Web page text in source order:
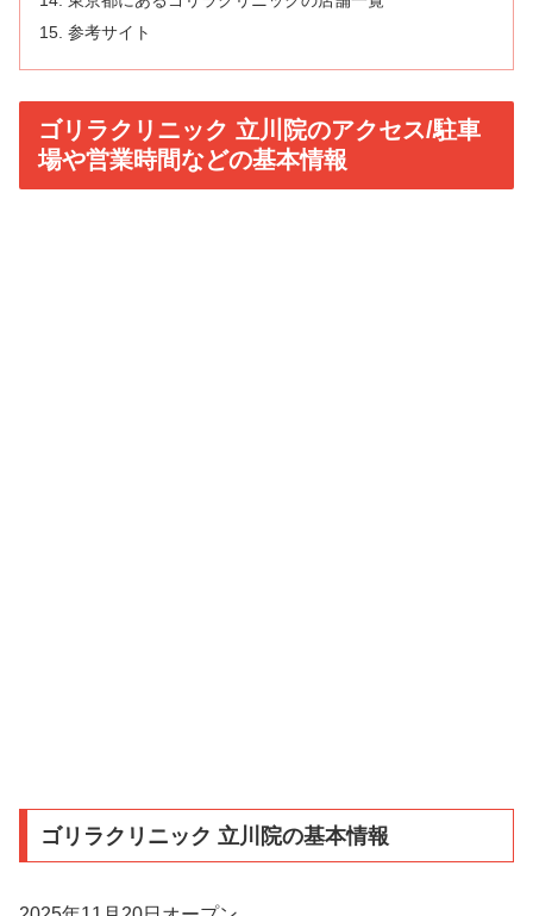
参考サイト
ゴリラクリニック 立川院のアクセス/駐車
場や営業時間などの基本情報
ゴリラクリニック 立川院の基本情報